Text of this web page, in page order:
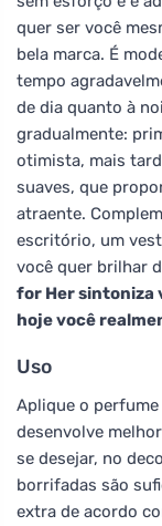
quer ser você
bela marca. É
tempo
de dia quanto à
gradualmente:
otimista, mais
suaves, que
atraente.
escritório, um
você quer brilhar
for Her sintoniza
hoje você
Uso
Aplique o
desenvolve
se desejar, no
borrifadas são
extra de acordo